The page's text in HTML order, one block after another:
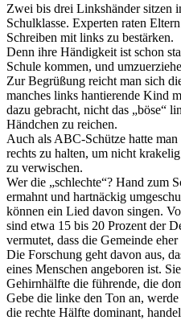
Zwei bis drei Linkshänder sitzen
Schulklasse. Experten raten
Schreiben mit links zu bestärken.
Denn ihre Händigkeit ist schon
Schule kommen, und
Zur Begrüßung reicht man sich
manches links hantierende Kind
dazu gebracht, nicht das „böse“
Händchen zu reichen.
Auch als ABC-Schütze hatte
rechts zu halten, um nicht
zu verwischen.
Wer die „schlechte“? Hand zum
ermahnt und hartnäckig
können ein Lied davon singen.
sind etwa 15 bis 20 Prozent der
vermutet, dass die Gemeinde
Die Forschung geht davon aus,
eines Menschen angeboren ist.
Gehirnhälfte die führende, die
Gebe die linke den Ton an,
die rechte Hälfte dominant,